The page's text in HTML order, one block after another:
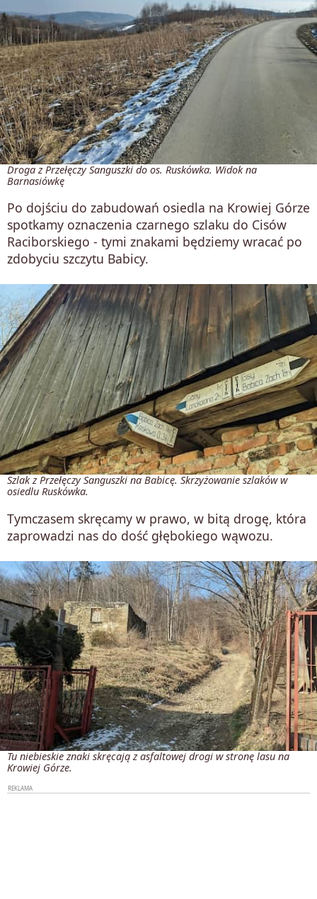
Droga z Przełęczy Sanguszki do os. Ruskówka. Widok na
Barnasiówkę
Po dojściu do zabudowań osiedla na Krowiej Górze
spotkamy oznaczenia czarnego szlaku do Cisów
Raciborskiego - tymi znakami będziemy wracać po
zdobyciu szczytu Babicy.
Szlak z Przełęczy Sanguszki na Babicę. Skrzyżowanie szlaków w
osiedlu Ruskówka.
Tymczasem skręcamy w prawo, w bitą drogę, która
zaprowadzi nas do dość głębokiego wąwozu.
Tu niebieskie znaki skręcają z asfaltowej drogi w stronę lasu na
Krowiej Górze.